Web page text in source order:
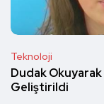
Teknoloji
Dudak
Geliştirildi